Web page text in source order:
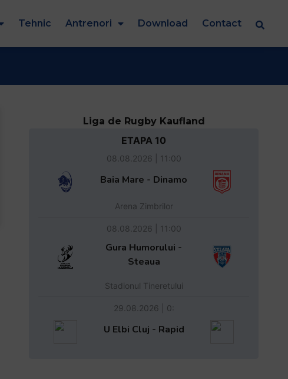
Tehnic Antrenori Download Contact
Liga de Rugby Kaufland
ETAPA 10
08.08.2026 | 11:00
Baia Mare - Dinamo
Arena Zimbrilor
08.08.2026 | 11:00
Gura Humorului -
Steaua
Stadionul Tineretului
29.08.2026 | 0:
U Elbi Cluj - Rapid